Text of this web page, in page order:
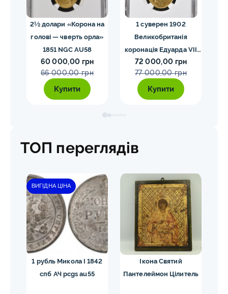
2½ долари «Корона на
голові — чверть орла»
1851 NGC AU58
60 000,00 грн
66 000,00 грн
Купити
1 суверен 1902
Великобританія
коронація Едуарда VII
NGC PF58 MATTE
72 000,00 грн
77 000,00 грн
Купити
ТОП переглядів
ВИГІДНА ЦІНА
1 рубль Микола I 1842
спб АЧ pcgs au55
Ікона Святий
Пантелеймон Цілитель